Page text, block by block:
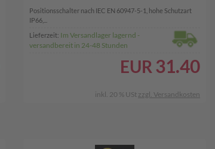
Positionsschalter nach IEC EN 60947-5-1, hohe Schutzart
IP66,...
Lieferzeit: Im Versandlager lagernd -
versandbereit in 24-48 Stunden
EUR 31.40
inkl. 20 % USt zzgl. Versandkosten